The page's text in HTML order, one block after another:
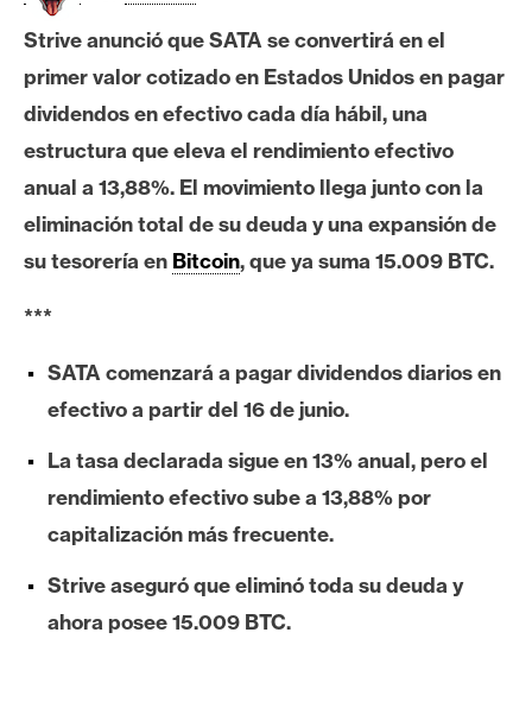
t
c
o
i
E
r
e
m
I
A
Strive anunció que SATA se convertirá en el
primer valor cotizado en Estados Unidos en pagar
dividendos en efectivo cada día hábil, una
estructura que eleva el rendimiento efectivo
anual a 13,88%. El movimiento llega junto con la
eliminación total de su deuda y una expansión de
su tesorería en Bitcoin, que ya suma 15.009 BTC.
***
SATA comenzará a pagar dividendos diarios en
efectivo a partir del 16 de junio.
La tasa declarada sigue en 13% anual, pero el
rendimiento efectivo sube a 13,88% por
capitalización más frecuente.
Strive aseguró que eliminó toda su deuda y
ahora posee 15.009 BTC.